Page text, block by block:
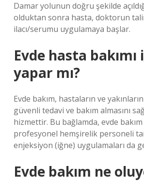
Damar yolunun doğru şekilde
olduktan sonra hasta, doktorun
ilacı/serumu uygulamaya başlar.
Evde hasta bakımı
yapar mı?
Evde bakım, hastaların ve
güvenli tedavi ve bakım almasını
hizmettir. Bu bağlamda, evde bakım
profesyonel hemşirelik personeli
enjeksiyon (iğne) uygulamaları da
Evde bakım ne